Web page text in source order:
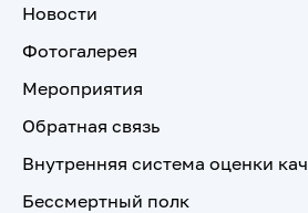
Новости
Фотогалерея
Мероприятия
Обратная связь
Внутренняя система оценки
Бессмертный полк